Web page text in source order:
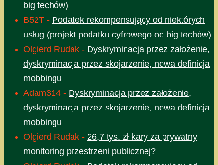
big techów)
B52T - Podatek rekompensujący od niektórych
usług (projekt podatku cyfrowego od big techów)
Olgierd Rudak - Dyskryminacja przez założenie,
dyskryminacja przez skojarzenie, nowa definicja
mobbingu
Adam314 - Dyskryminacja przez założenie,
dyskryminacja przez skojarzenie, nowa definicja
mobbingu
Olgierd Rudak - 26,7 tys. zł kary za prywatny
monitoring przestrzeni publicznej?